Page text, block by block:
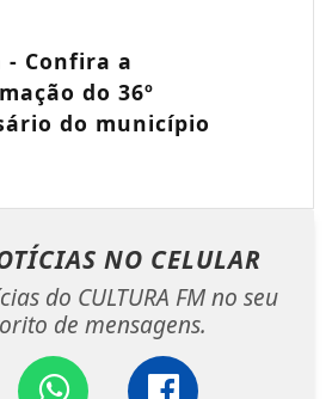
- Confira a
do 36º
do município
NO CELULAR
do CULTURA FM no seu
de mensagens.